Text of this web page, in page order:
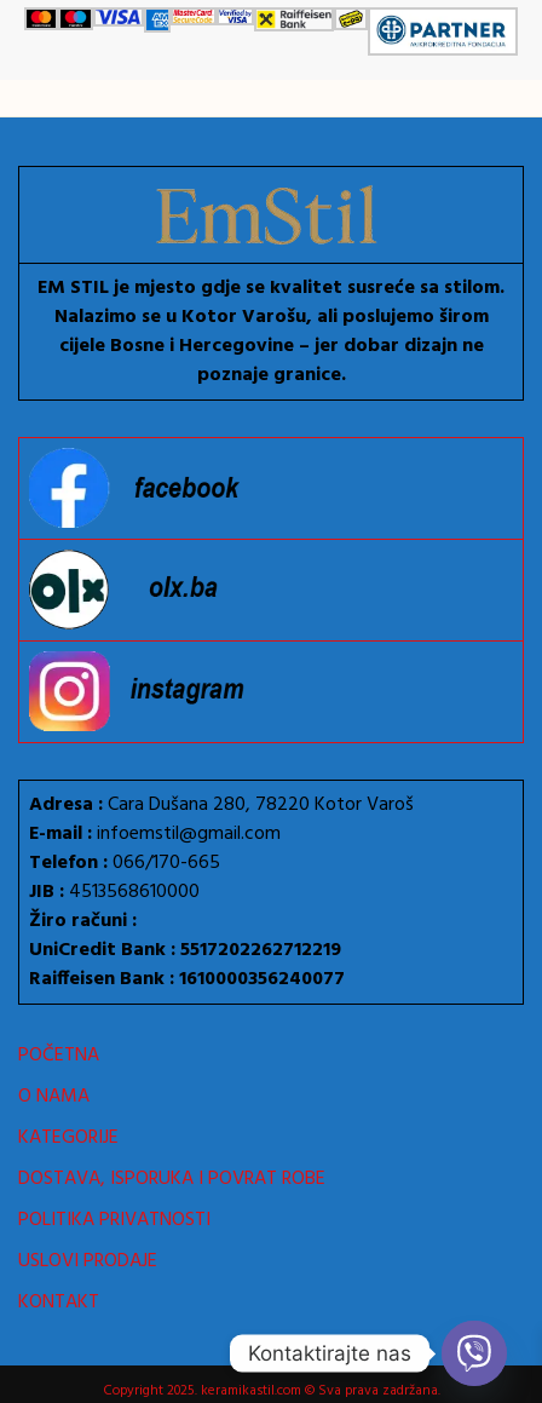
EM STIL je mjesto gdje se kvalitet susreće sa stilom.
Nalazimo se u Kotor Varošu, ali poslujemo širom
cijele Bosne i Hercegovine – jer dobar dizajn ne
poznaje granice.
Adresa :Cara Dušana 280, 78220 Kotor Varoš
E-mail :infoemstil@gmail.com
Telefon :066/170-665
JIB :4513568610000
Žiro računi :
UniCredit Bank : 5517202262712219
Raiffeisen Bank : 1610000356240077
POČETNA
O NAMA
KATEGORIJE
DOSTAVA, ISPORUKA I POVRAT ROBE
POLITIKA PRIVATNOSTI
USLOVI PRODAJE
KONTAKT
Copyright 2025. keramikastil.com © Sva prava zadržana.
Kontaktirajte nas